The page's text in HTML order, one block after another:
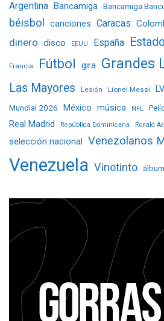
Argentina Bancamiga Bancamiga
béisbol canciones Caracas
dinero disco EEUU España
Francia Fútbol gira Grandes
Las Mayores Lesión Lionel Messi
Mundial 2026 México música NFL
Real Madrid República Dominicana Ronald
selección nacional Venezolanos
Venezuela Vinotinto álbum